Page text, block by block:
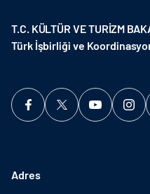
T.C. KÜLTÜR VE TURİZM
Türk İşbirliği ve
Adres